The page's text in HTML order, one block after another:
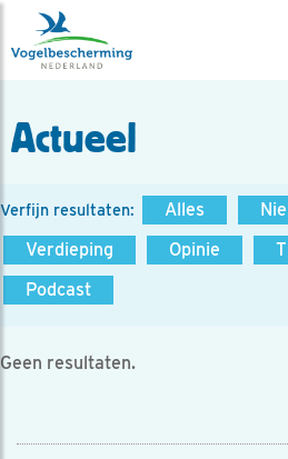
Actueel
Verfijn resultaten: Alles
Verdieping
Opinie
Podcast
Geen resultaten.